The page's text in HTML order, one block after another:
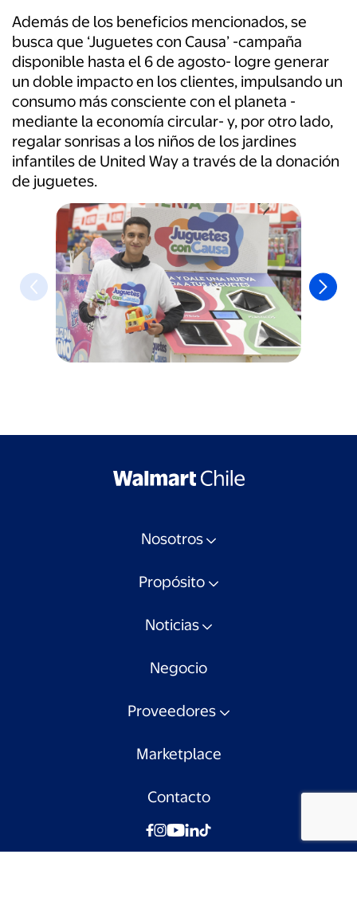
Además de los beneficios mencionados, se
busca que ‘Juguetes con Causa’ -campaña
disponible hasta el 6 de agosto- logre generar
un doble impacto en los clientes, impulsando un
consumo más consciente con el planeta -
mediante la economía circular- y, por otro lado,
regalar sonrisas a los niños de los jardines
infantiles de United Way a través de la donación
de juguetes.
Nosotros
Propósito
Noticias
Negocio
Proveedores
Marketplace
Contacto